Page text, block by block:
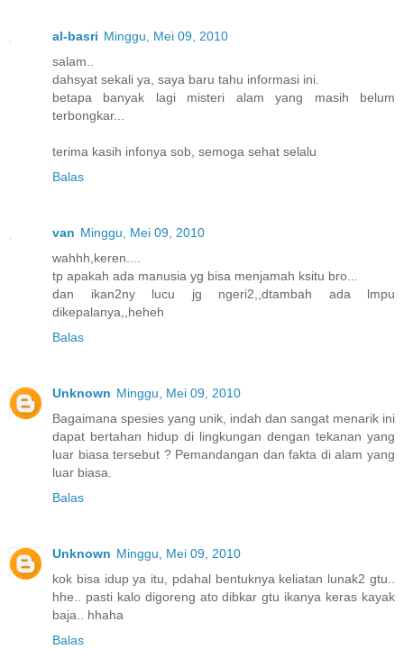
al-basri Minggu, Mei 09, 2010
salam..
dahsyat sekali ya, saya baru tahu informasi ini.
betapa banyak lagi misteri alam yang masih belum
terbongkar...
terima kasih infonya sob, semoga sehat selalu
Balas
van Minggu, Mei 09, 2010
wahhh,keren....
tp apakah ada manusia yg bisa menjamah ksitu bro...
dan ikan2ny lucu jg ngeri2,,dtambah ada lmpu
dikepalanya,,heheh
Balas
Unknown Minggu, Mei 09, 2010
Bagaimana spesies yang unik, indah dan sangat menarik ini
dapat bertahan hidup di lingkungan dengan tekanan yang
luar biasa tersebut ? Pemandangan dan fakta di alam yang
luar biasa.
Balas
Unknown Minggu, Mei 09, 2010
kok bisa idup ya itu, pdahal bentuknya keliatan lunak2 gtu..
hhe.. pasti kalo digoreng ato dibkar gtu ikanya keras kayak
baja.. hhaha
Balas